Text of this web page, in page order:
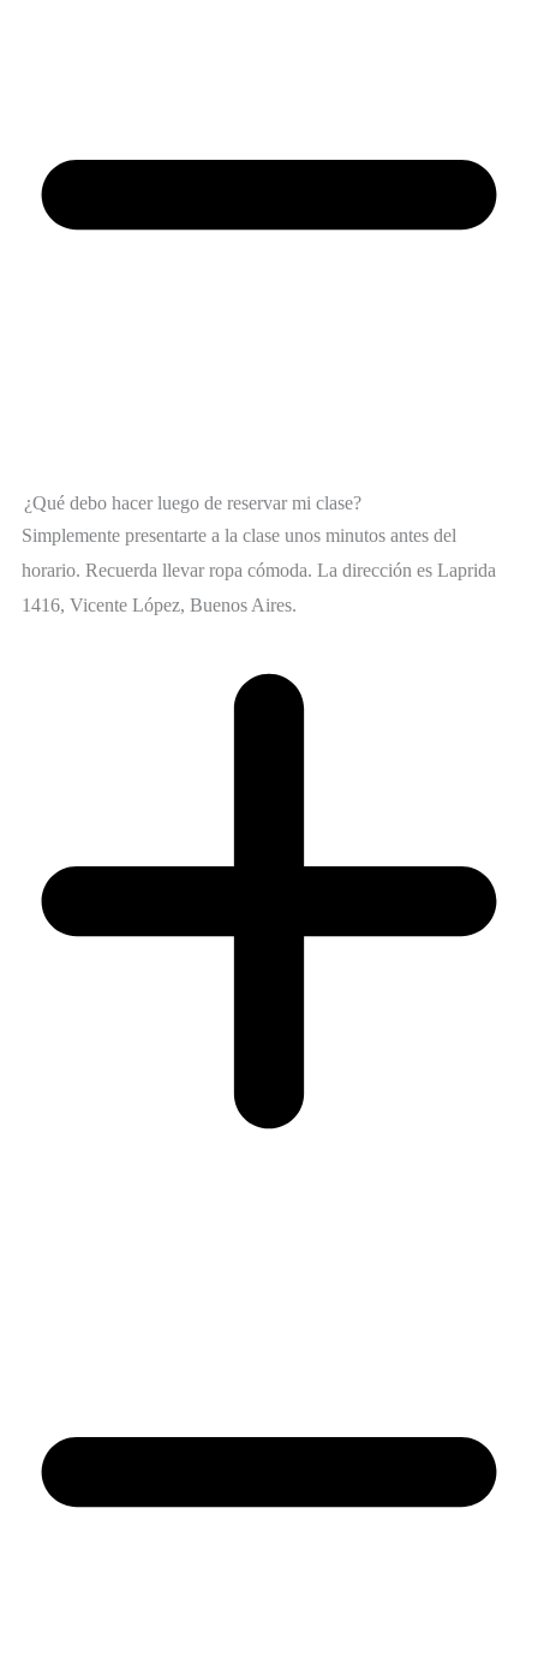
¿Qué debo hacer luego de reservar mi clase?
Simplemente presentarte a la clase unos minutos antes del
horario. Recuerda llevar ropa cómoda. La dirección es Laprida
1416, Vicente López, Buenos Aires.